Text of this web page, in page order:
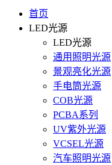
首页
LED光源
LED光源
通用照明光源
景观亮化光源
手电筒光源
COB光源
PCBA系列
UV紫外光源
VCSEL光源
汽车照明光源